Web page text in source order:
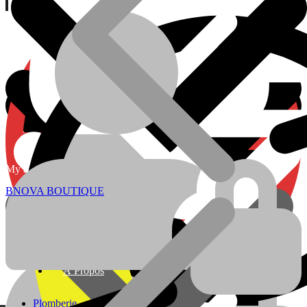
Currency:
ADRESSE
Localisation
My account
Plomberie
À Propos
BNOVA BOUTIQUE